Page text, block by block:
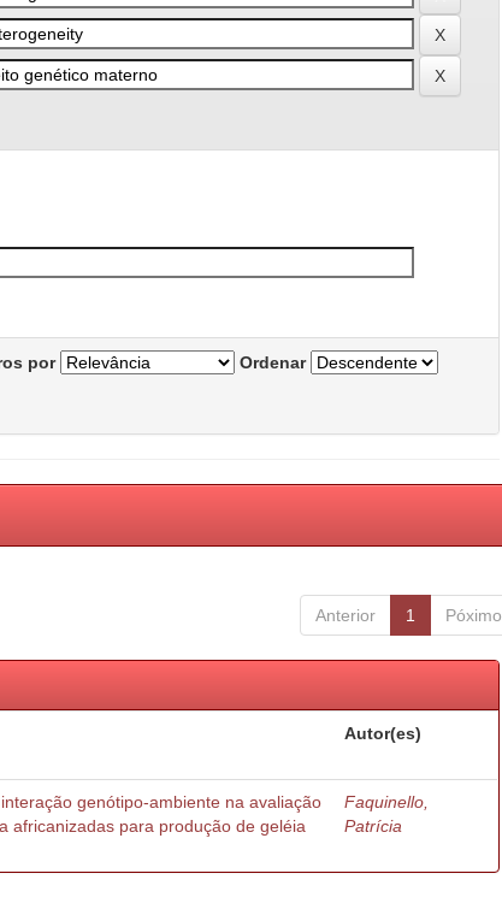
por
Ordenar
Anterior 1 Póximo
Autor(es)
genótipo-ambiente na avaliação
africanizadas para produção de geléia
Faquinello,
Patrícia